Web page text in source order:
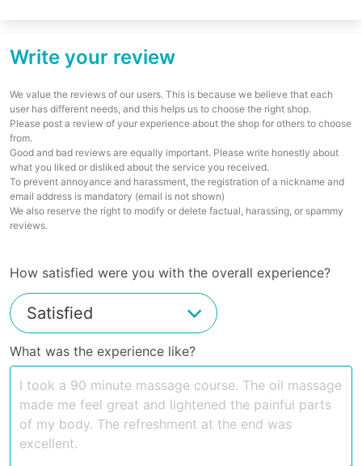
Write your review
We value the reviews of our users. This is because we believe that each
user has different needs, and this helps us to choose the right shop.
Please post a review of your experience about the shop for others to choose
from.
Good and bad reviews are equally important. Please write honestly about
what you liked or disliked about the service you received.
To prevent annoyance and harassment, the registration of a nickname and
email address is mandatory (email is not shown)
We also reserve the right to modify or delete factual, harassing, or spammy
reviews.
How satisfied were you with the overall experience?
What was the experience like?